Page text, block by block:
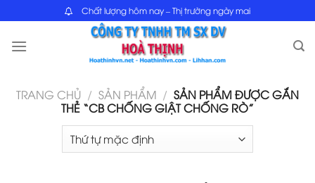
content
Chất lượng hôm nay – Thị trường ngày mai
TRANG CHỦ / SẢN PHẨM / SẢN PHẨM ĐƯỢC GẮN
THẺ “CB CHỐNG GIẬT CHỐNG RÒ”